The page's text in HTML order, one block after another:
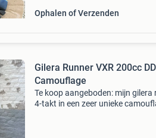
Ophalen of Verzenden
Gilera Runner VXR 200cc
Camouflage
Te koop aangeboden: mijn
4-takt in een zeer unieke